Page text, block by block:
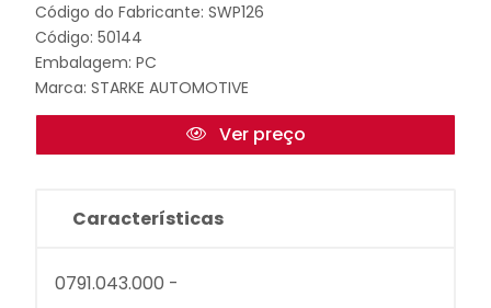
Código do Fabricante: SWP126
Código: 50144
Embalagem: PC
Marca: STARKE AUTOMOTIVE
Ver preço
Características
0791.043.000 -